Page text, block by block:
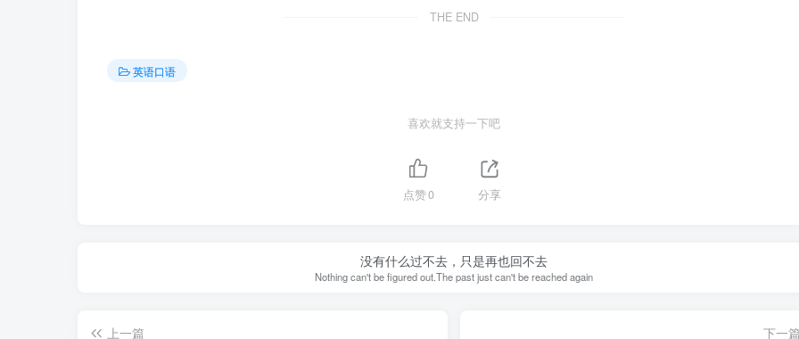
THE END
英语口语
喜欢就支持一下吧
点赞0 分享
没有什么过不去，只是再也回不去
Nothing can't be figured out.The past just can't be reached again
上一篇
下一